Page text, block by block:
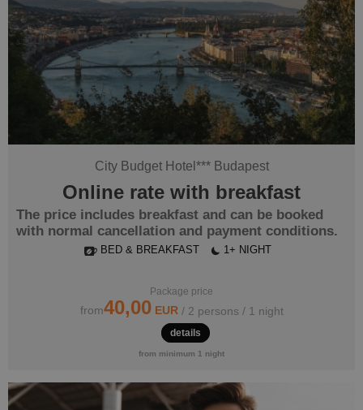
Package price
from40,00EUR / 2 persons / 1 night
details
from minimum 1 night
City Budget Hotel ***Budapest
Online rate with breakfast
The price includes breakfast and can be booked
with normal cancellation and payment conditions.
BED & BREAKFAST 1+ NIGHT